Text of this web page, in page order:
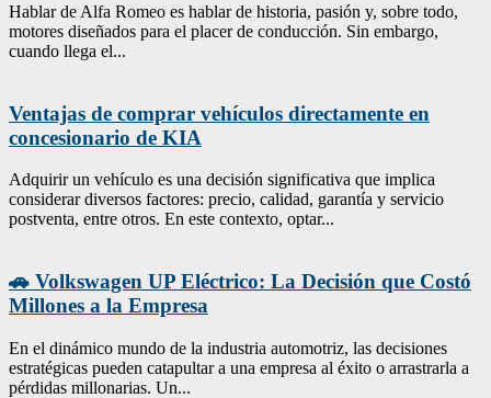
Hablar de Alfa Romeo es hablar de historia, pasión y, sobre todo,
motores diseñados para el placer de conducción. Sin embargo,
cuando llega el...
Ventajas de comprar vehículos directamente en
concesionario de KIA
Adquirir un vehículo es una decisión significativa que implica
considerar diversos factores: precio, calidad, garantía y servicio
postventa, entre otros. En este contexto, optar...
🚗 Volkswagen UP Eléctrico: La Decisión que Costó
Millones a la Empresa
En el dinámico mundo de la industria automotriz, las decisiones
estratégicas pueden catapultar a una empresa al éxito o arrastrarla a
pérdidas millonarias. Un...